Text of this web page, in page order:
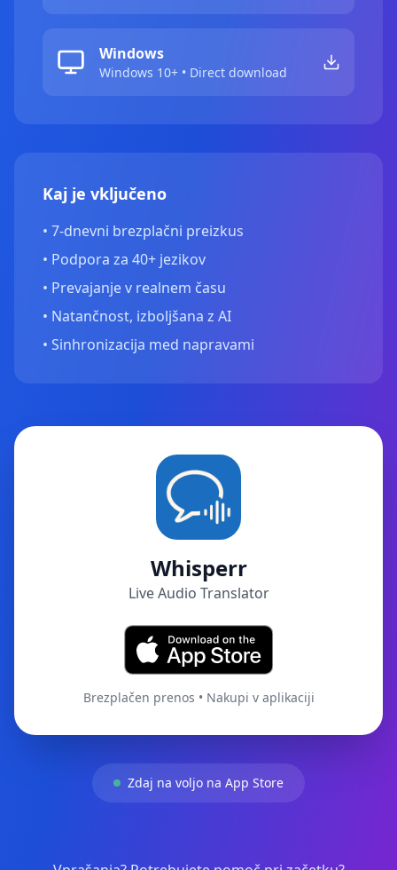
Windows
Windows 10+ • Direct download
Kaj je vključeno
• 7-dnevni brezplačni preizkus
• Podpora za 40+ jezikov
• Prevajanje v realnem času
• Natančnost, izboljšana z AI
• Sinhronizacija med napravami
Whisperr
Live Audio Translator
Brezplačen prenos • Nakupi v aplikaciji
Zdaj na voljo na App Store